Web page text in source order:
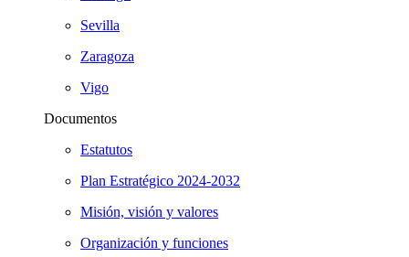
Sevilla
Zaragoza
Vigo
Documentos
Estatutos
Plan Estratégico 2024-2032
Misión, visión y valores
Organización y funciones